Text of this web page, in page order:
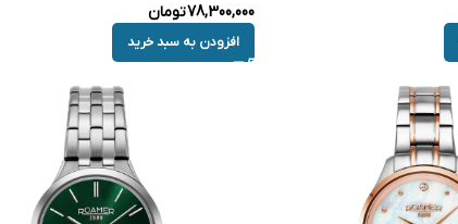
78,300,000تومان
افزودن به سبد خرید